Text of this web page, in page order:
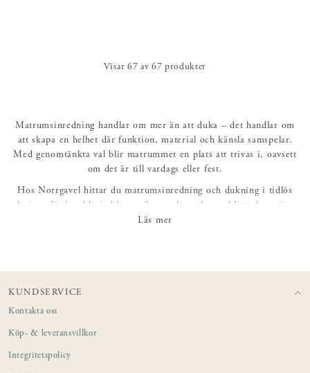
Visar 67 av 67 produkter
Matrumsinredning handlar om mer än att duka – det handlar om
att skapa en helhet där funktion, material och känsla samspelar.
Med genomtänkta val blir matrummet en plats att trivas i, oavsett
om det är till vardags eller fest.
Hos Norrgavel hittar du matrumsinredning och dukning i tidlös
design, där handdrejad keramik, porslin och munblåst glas möter
naturliga material och ett lugnt formspråk. Kannor, karaffer och
Läs mer
KUNDSERVICE
Kontakta oss
Köp- & leveransvillkor
Integritetspolicy